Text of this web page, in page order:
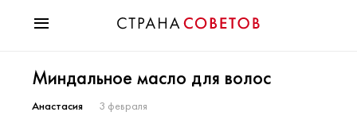
Мода
Звезды
Миндальное масло для волос
Анастасия 3 февраля